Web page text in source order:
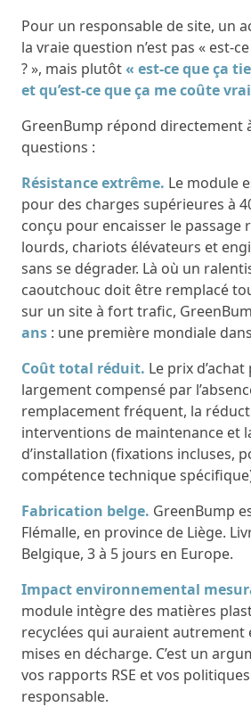
Pour un responsable de site, un
la vraie question n’est pas « est-
? », mais plutôt« est-ce que ça
et qu’est-ce que ça me coûte
GreenBump répond directement
questions :
Résistance extrême. Le module
pour des charges supérieures à
conçu pour encaisser le passage
lourds, chariots élévateurs et
sans se dégrader. Là où un
caoutchouc doit être remplacé
sur un site à fort trafic,
ans : une première mondiale
Coût total réduit. Le prix
largement compensé par
remplacement fréquent, la
interventions de maintenance et
d’installation (fixations incluses,
compétence technique
Fabrication belge. GreenBump
Flémalle, en province de Liège.
Belgique, 3 à 5 jours en Europe.
Impact environnemental
module intègre des matières
recyclées qui auraient autrement
mises en décharge. C’est un
vos rapports RSE et vos politiques
responsable.